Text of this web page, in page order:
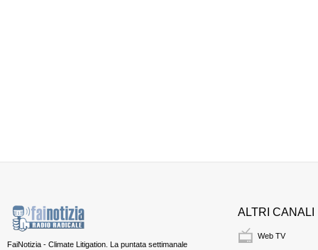
FaiNotizia - Climate Litigation. La puntata settimanale
ALTRI CANALI
Web TV